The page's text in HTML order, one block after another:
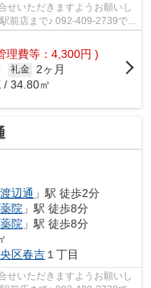
せいただきますようお願いし
前店まで♪ 092-409-2739で
理費等：4,300円 )
礼金
2ヶ月
/ 34.80㎡
渡辺通 」駅 徒歩2分
薬院 」駅 徒歩8分
薬院 」駅 徒歩8分
区春吉１丁目
せいただきますようお願いし